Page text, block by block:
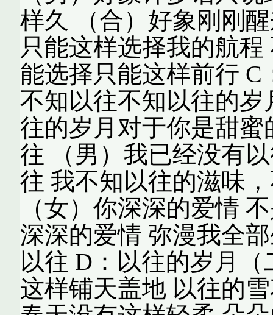
样久 （合）好象刚刚
只能这样选择我的航
能选择只能这样前行
不知以往不知以往的
往的岁月对于你是甜
往 （男）我已经没有
往 我不知以往的滋味
（女）你深深的爱情
深深的爱情 弥漫我全
以往 D：以往的岁月
这样铺天盖地 以往的